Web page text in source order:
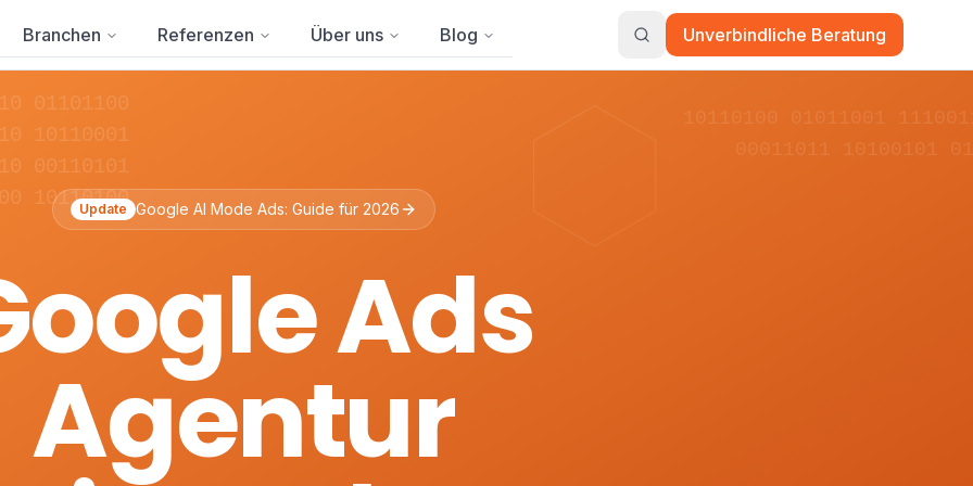
Branchen Referenzen Über uns Blog Unverbindliche Beratung
01101100
10110001
00110101
10110100
10110100 01011001
00011011 10100101
Update Google AI Mode Ads: Guide für 2026
Ads
Agentur